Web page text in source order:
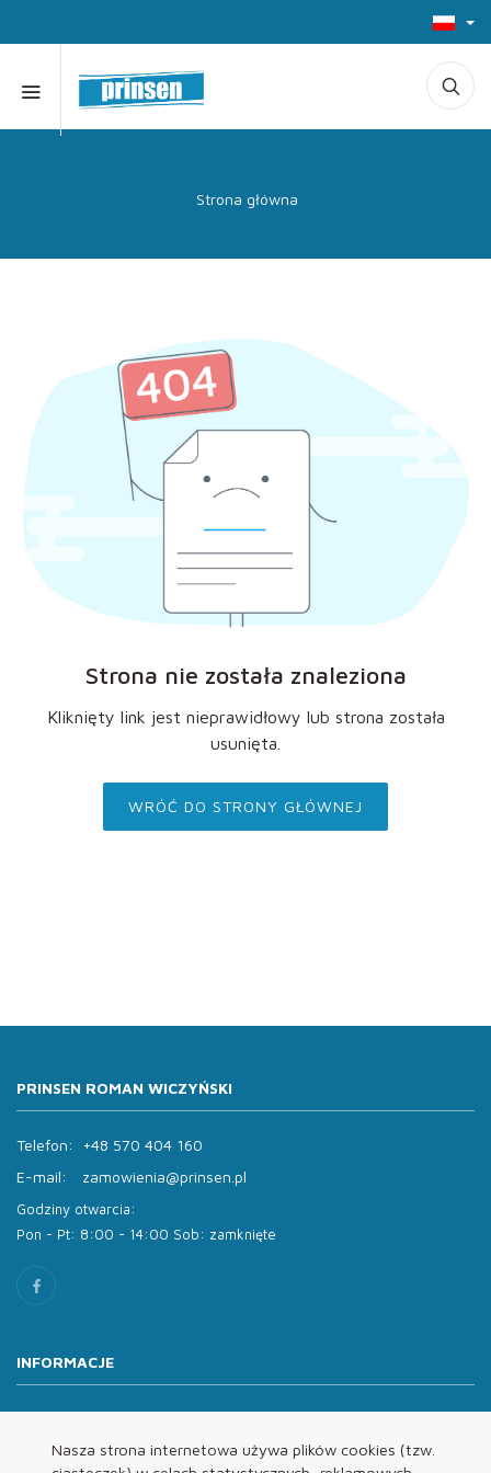
Nasza strona internetowa używa plików cookies (tzw.
Strona główna
Strona nie została znaleziona
Kliknięty link jest nieprawidłowy lub strona została
usunięta.
WRÓĆ DO STRONY GŁÓWNEJ
PRINSEN ROMAN WICZYŃSKI
Telefon:
+48 570 404 160
E-mail:
zamowienia@prinsen.pl
Godziny otwarcia:
Pon - Pt: 8:00 - 14:00 Sob: zamknięte
INFORMACJE
Oferta